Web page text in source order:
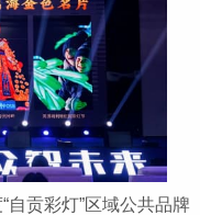
贡彩灯”区域公共品牌